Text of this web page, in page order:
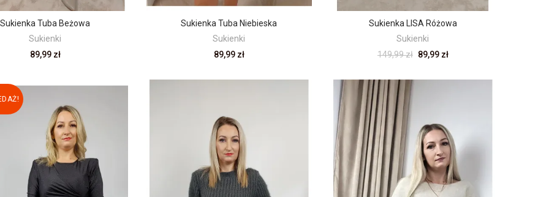
Sukienka Tuba Beżowa
Sukienki
89,99 zł
Sukienka Tuba Niebieska
Sukienki
89,99 zł
Sukienka LISA Różowa
Sukienki
149,99 zł 89,99 zł